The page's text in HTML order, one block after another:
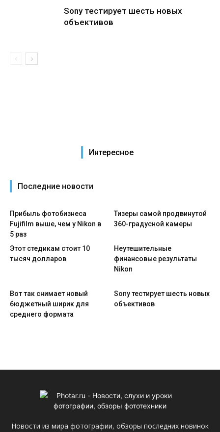
Sony тестирует шесть новых
объективов
Интересное
Последние новости
Прибыль фотобизнеса
Fujifilm выше, чем у Nikon в
5 раз
Тизеры самой продвинутой
360-градусной камеры
Этот стедикам стоит 10
тысяч долларов
Неутешительные
финансовые результаты
Nikon
Вот так снимает новый
бюджетный ширик для
среднего формата
Sony тестирует шесть новых
объективов
Новости из мира фотографии, обзоры последних новинок